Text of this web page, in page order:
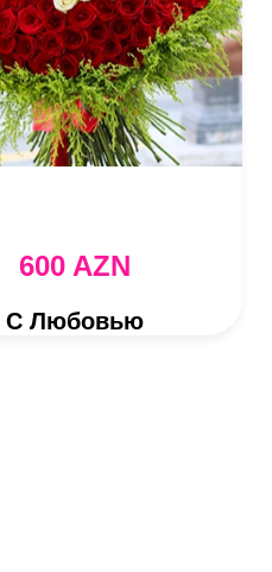
600 AZN
С Любовью